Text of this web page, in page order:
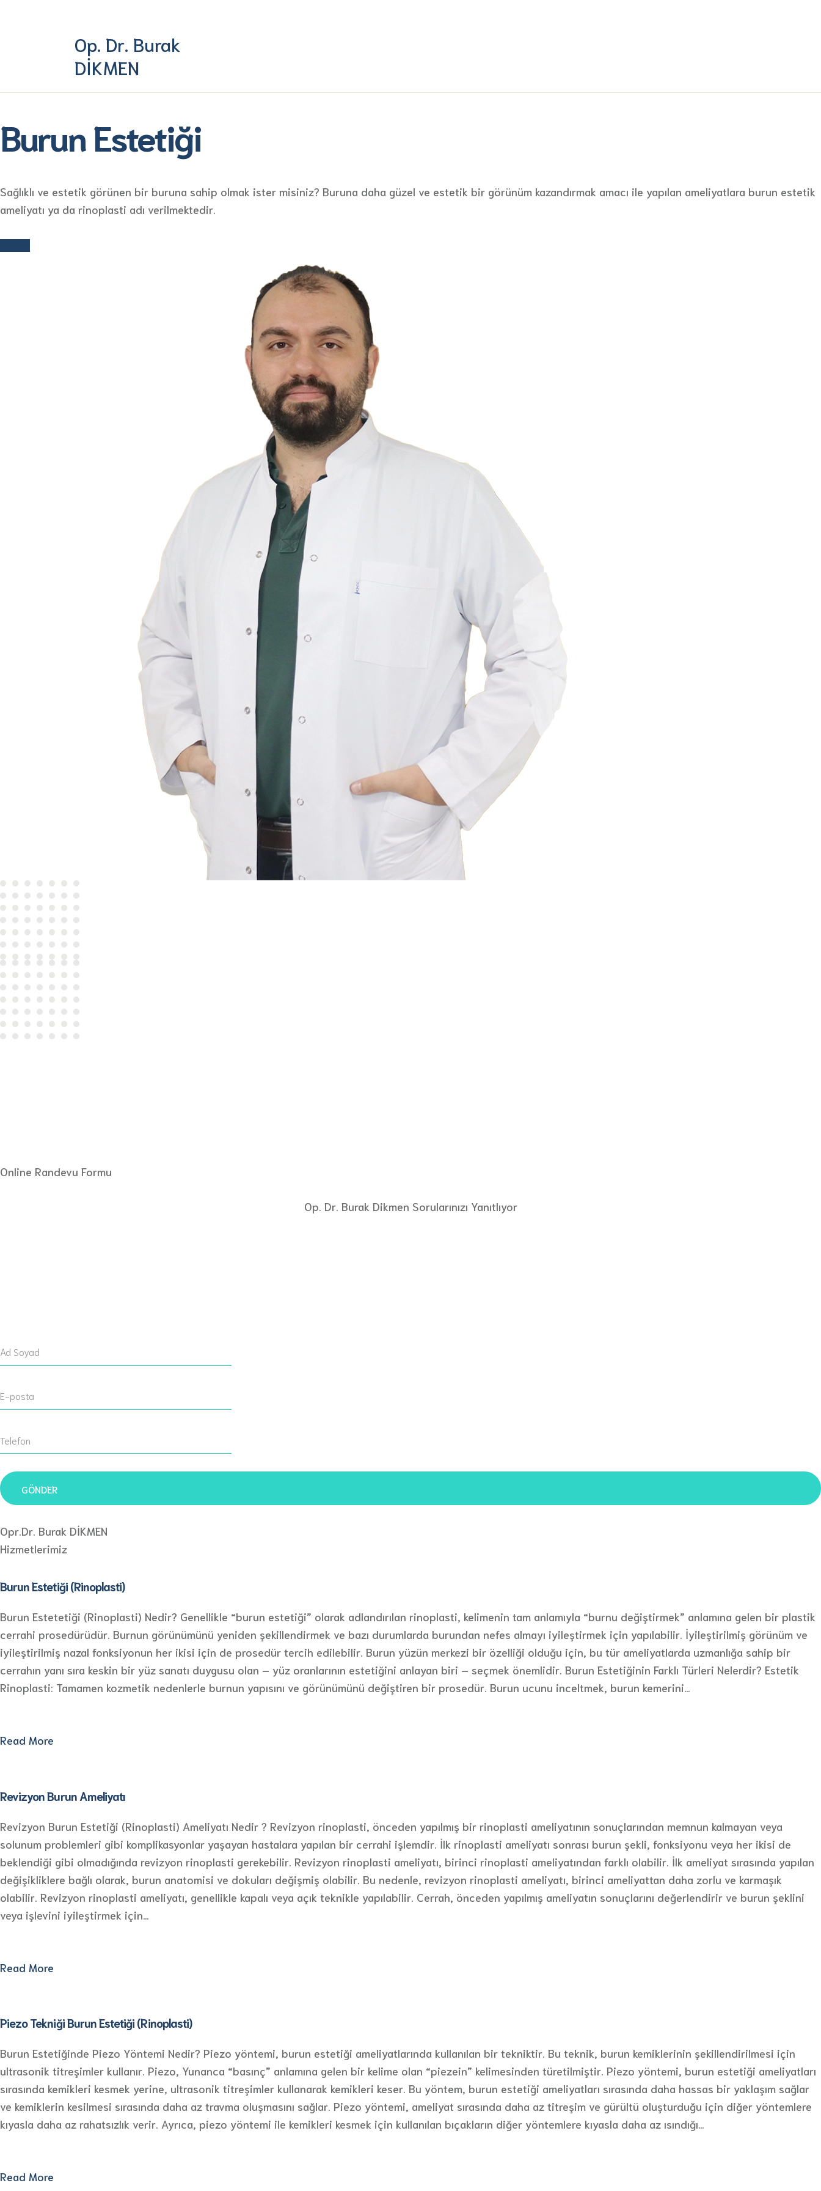
Op. Dr. Burak
DİKMEN
Burun Estetiği
Sağlıklı ve estetik görünen bir buruna sahip olmak ister misiniz? Buruna daha güzel ve estetik bir görünüm kazandırmak amacı ile yapılan ameliyatlara burun estetik
ameliyatı ya da rinoplasti adı verilmektedir.
Online Randevu Formu
Op. Dr. Burak Dikmen Sorularınızı Yanıtlıyor
Opr.Dr. Burak DİKMEN
Hizmetlerimiz
Burun Estetiği (Rinoplasti)
Burun Estetetiği (Rinoplasti) Nedir? Genellikle “burun estetiği” olarak adlandırılan rinoplasti, kelimenin tam anlamıyla “burnu değiştirmek” anlamına gelen bir plastik
cerrahi prosedürüdür. Burnun görünümünü yeniden şekillendirmek ve bazı durumlarda burundan nefes almayı iyileştirmek için yapılabilir. İyileştirilmiş görünüm ve
iyileştirilmiş nazal fonksiyonun her ikisi için de prosedür tercih edilebilir. Burun yüzün merkezi bir özelliği olduğu için, bu tür ameliyatlarda uzmanlığa sahip bir
cerrahın yanı sıra keskin bir yüz sanatı duygusu olan – yüz oranlarının estetiğini anlayan biri – seçmek önemlidir. Burun Estetiğinin Farklı Türleri Nelerdir? Estetik
Rinoplasti: Tamamen kozmetik nedenlerle burnun yapısını ve görünümünü değiştiren bir prosedür. Burun ucunu inceltmek, burun kemerini…
Read More
Revizyon Burun Ameliyatı
Revizyon Burun Estetiği (Rinoplasti) Ameliyatı Nedir ? Revizyon rinoplasti, önceden yapılmış bir rinoplasti ameliyatının sonuçlarından memnun kalmayan veya
solunum problemleri gibi komplikasyonlar yaşayan hastalara yapılan bir cerrahi işlemdir. İlk rinoplasti ameliyatı sonrası burun şekli, fonksiyonu veya her ikisi de
beklendiği gibi olmadığında revizyon rinoplasti gerekebilir. Revizyon rinoplasti ameliyatı, birinci rinoplasti ameliyatından farklı olabilir. İlk ameliyat sırasında yapılan
değişikliklere bağlı olarak, burun anatomisi ve dokuları değişmiş olabilir. Bu nedenle, revizyon rinoplasti ameliyatı, birinci ameliyattan daha zorlu ve karmaşık
olabilir. Revizyon rinoplasti ameliyatı, genellikle kapalı veya açık teknikle yapılabilir. Cerrah, önceden yapılmış ameliyatın sonuçlarını değerlendirir ve burun şeklini
veya işlevini iyileştirmek için…
Read More
Piezo Tekniği Burun Estetiği (Rinoplasti)
Burun Estetiğinde Piezo Yöntemi Nedir? Piezo yöntemi, burun estetiği ameliyatlarında kullanılan bir tekniktir. Bu teknik, burun kemiklerinin şekillendirilmesi için
ultrasonik titreşimler kullanır. Piezo, Yunanca “basınç” anlamına gelen bir kelime olan “piezein” kelimesinden türetilmiştir. Piezo yöntemi, burun estetiği ameliyatları
sırasında kemikleri kesmek yerine, ultrasonik titreşimler kullanarak kemikleri keser. Bu yöntem, burun estetiği ameliyatları sırasında daha hassas bir yaklaşım sağlar
ve kemiklerin kesilmesi sırasında daha az travma oluşmasını sağlar. Piezo yöntemi, ameliyat sırasında daha az titreşim ve gürültü oluşturduğu için diğer yöntemlere
kıyasla daha az rahatsızlık verir. Ayrıca, piezo yöntemi ile kemikleri kesmek için kullanılan bıçakların diğer yöntemlere kıyasla daha az ısındığı…
Read More